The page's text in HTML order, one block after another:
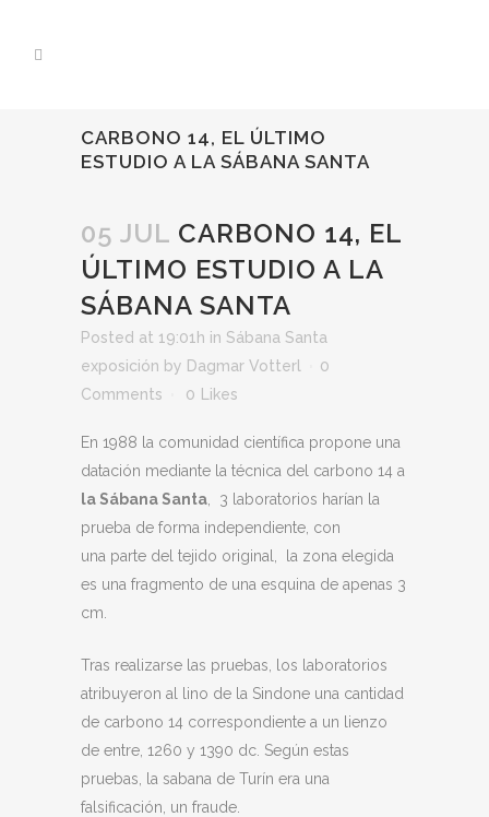
CARBONO 14, EL ÚLTIMO
ESTUDIO A LA SÁBANA SANTA
05 JUL CARBONO 14, EL
ÚLTIMO ESTUDIO A LA
SÁBANA SANTA
Posted at 19:01h in Sábana Santa
exposición by Dagmar Votterl
0
Comments
0 Likes
En 1988 la comunidad científica propone una
datación mediante la técnica del carbono 14 a
la Sábana Santa , 3 laboratorios harían la
prueba de forma independiente, con
una parte del tejido original, la zona elegida
es una fragmento de una esquina de apenas 3
cm.
Tras realizarse las pruebas, los laboratorios
atribuyeron al lino de la Sindone una cantidad
de carbono 14 correspondiente a un lienzo
de entre, 1260 y 1390 dc. Según estas
pruebas, la sabana de Turín era una
falsificación, un fraude.